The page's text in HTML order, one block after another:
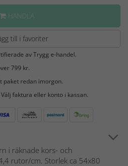
HANDLA
till i favoriter
av Trygg e-handel.
799 kr.
paket redan imorgon.
Välj faktura eller konto i kassan.
i räknade kors- och
rutor/cm. Storlek ca 54x80